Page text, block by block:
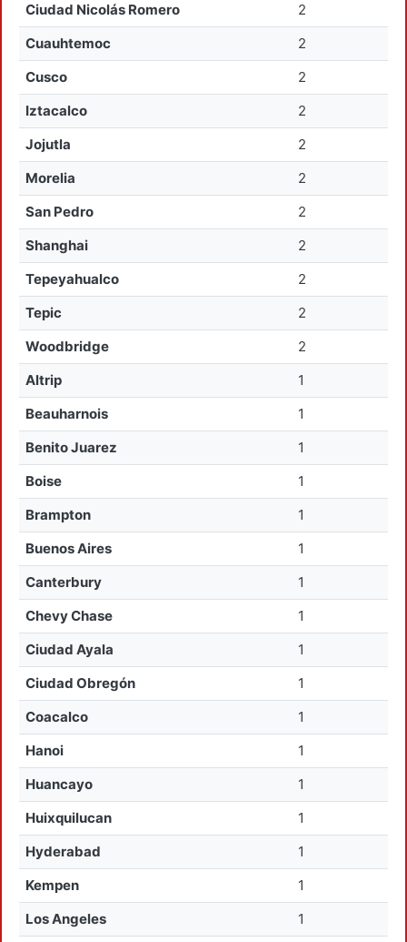
Ciudad Nicolás Romero
2
Cuauhtemoc
2
Cusco
2
Iztacalco
2
Jojutla
2
Morelia
2
San Pedro
2
Shanghai
2
Tepeyahualco
2
Tepic
2
Woodbridge
2
Altrip
1
Beauharnois
1
Benito Juarez
1
Boise
1
Brampton
1
Buenos Aires
1
Canterbury
1
Chevy Chase
1
Ciudad Ayala
1
Ciudad Obregón
1
Coacalco
1
Hanoi
1
Huancayo
1
Huixquilucan
1
Hyderabad
1
Kempen
1
Los Angeles
1